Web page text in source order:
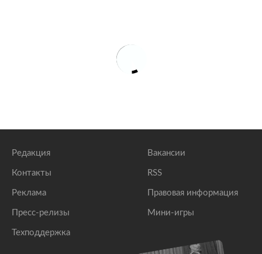
Редакция
Контакты
Реклама
Пресс-релизы
Техподдержка
Вакансии
RSS
Правовая информация
Мини-игры